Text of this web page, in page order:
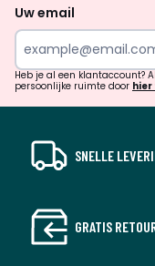
Uw email
Heb je al een klantaccount?
persoonlijke ruimte door
SNELLE
GRATIS